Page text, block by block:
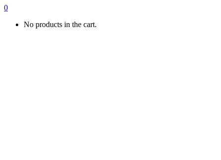
0
No products in the cart.